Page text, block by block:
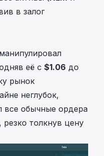
в залог
её с $1.06 до
рынок
неглубок,
все обычные ордера
толкнув цену